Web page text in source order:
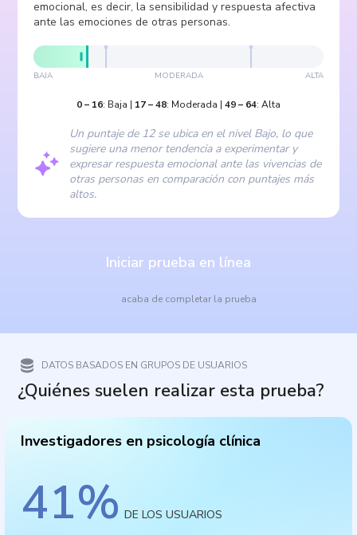
emocional, es decir, la sensibilidad y respuesta afectiva
ante las emociones de otras personas.
BAJA MODERADA ALTA
0– 16: Baja | 17–48: Moderada | 49– 64: Alta
Un puntaje de 12 se ubica en el nivel Bajo, lo que
sugiere una menor tendencia a experimentar y
expresar respuesta emocional ante las vivencias de
otras personas en comparación con puntajes más
altos.
Iniciar prueba en línea
acaba de completar la prueba
DATOS BASADOS EN GRUPOS DE USUARIOS
¿Quiénes suelen realizar esta prueba?
Investigadores en psicología clínica
41% DE LOS USUARIOS